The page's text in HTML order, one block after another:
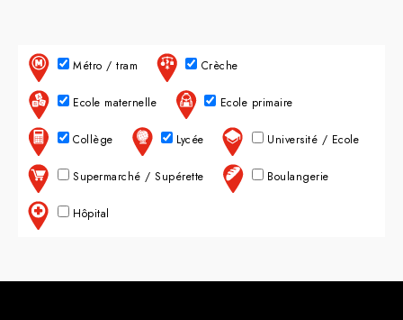
Métro / tram Crèche
Ecole maternelle Ecole primaire
Collège Lycée Université / Ecole
Supermarché / Supérette Boulangerie
Hôpital